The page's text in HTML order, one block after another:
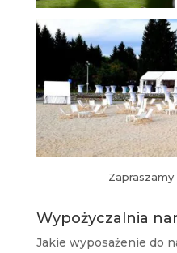
Zapraszamy
Wypożyczalnia
Jakie wyposażenie do